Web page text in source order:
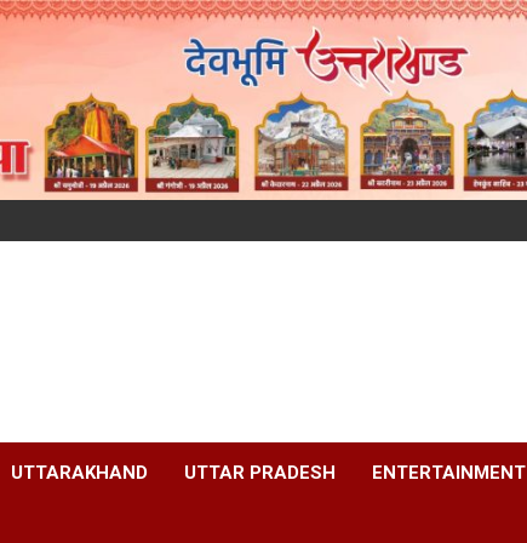
UTTARAKHAND UTTAR PRADESH ENTERTAINMENT